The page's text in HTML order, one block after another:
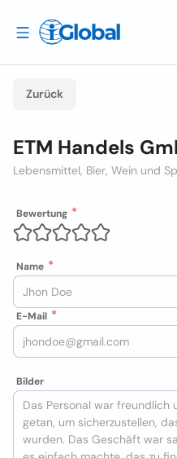
Zurück
ETM Handels
Lebensmittel, Bier, Wein und
Bewertung
Name
E-Mail
Bilder